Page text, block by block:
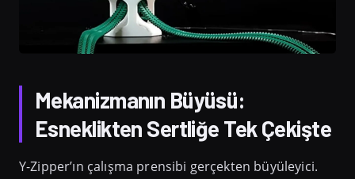
Mekanizmanın Büyüsü:
Esneklikten Sertliğe Tek Çekişte
Y-Zipper’ın çalışma prensibi gerçekten büyüleyici.